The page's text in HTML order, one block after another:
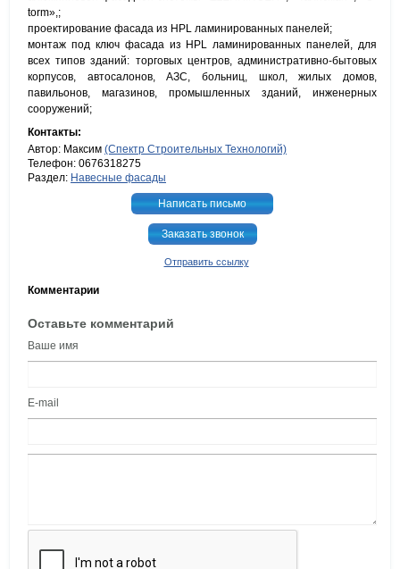
torm»,;
проектирование фасада из HPL ламинированных панелей;
монтаж под ключ фасада из HPL ламинированных панелей, для
всех типов зданий: торговых центров, административно-бытовых
корпусов, автосалонов, АЗС, больниц, школ, жилых домов,
павильонов, магазинов, промышленных зданий, инженерных
сооружений;
Контакты:
Автор: Максим (Спектр Строительных Технологий)
Телефон: 0676318275
Раздел: Навесные фасады
Написать письмо
Заказать звонок
Отправить ссылку
Комментарии
Оставьте комментарий
Ваше имя
E-mail